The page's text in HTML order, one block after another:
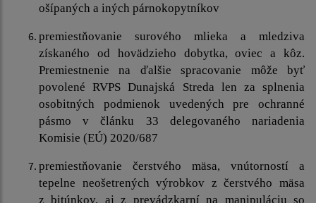
ošípaných a iných párnokopytníkov
premiestňovanie surového mlieka a mledziva
získaného od hovädzieho dobytka, oviec a kôz.
Premiestnenie na ďalšie spracovanie môže byť
povolené RVPS Dunajská Streda len za splnenia
osobitných podmienok uvedených pre ochranné
pásmo v článku 33 delegovaného nariadenia
Komisie (EÚ) 2020/687
premiestňovanie čerstvého mäsa, vnútorností a
tepelne neošetrených výrobkov z čerstvého mäsa
z bitúnkov, aj z prevádzkarní na manipuláciu so